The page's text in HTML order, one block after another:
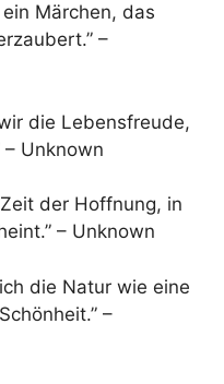
Märchen, das
–
die Lebensfreude,
Unknown
der Hoffnung, in
– Unknown
die Natur wie eine
–